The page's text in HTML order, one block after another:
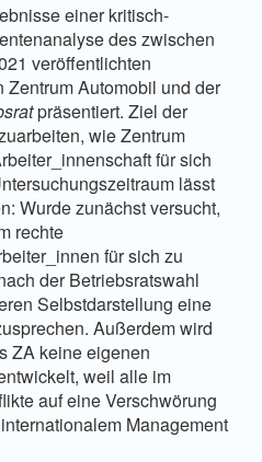
einer kritisch-
des zwischen
veröffentlichten
Automobil und der
präsentiert. Ziel der
wie Zentrum
für sich
lässt
Wurde zunächst versucht,
rechte
für sich zu
der Betriebsratswahl
Selbstdarstellung eine
Außerdem wird
ZA keine eigenen
weil alle im
auf eine Verschwörung
Management